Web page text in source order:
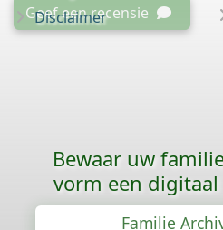
Geef een recensie
Disclaimer
Bewaar uw
vorm een
Familie